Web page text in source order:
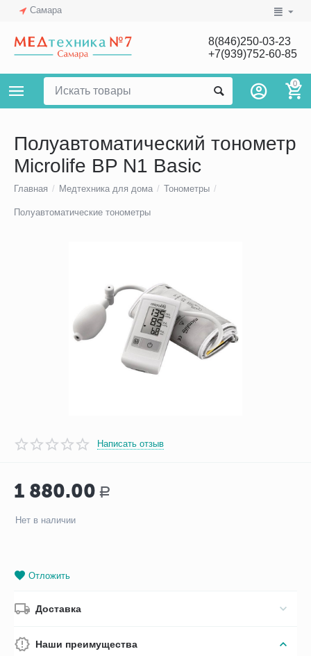
Самара
8(846)250-03-23
+7(939)752-60-85
0
Полуавтоматический тонометр
Microlife BP N1 Basic
Главная / Медтехника для дома / Тонометры /
Полуавтоматические тонометры
Написать отзыв
1 880.00 Р
Нет в наличии
Отложить
Доставка
Наши преимущества